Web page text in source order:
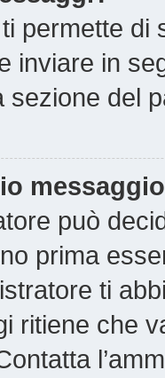
permette di
inviare in
sezione del
può
prima
ti
ritiene che